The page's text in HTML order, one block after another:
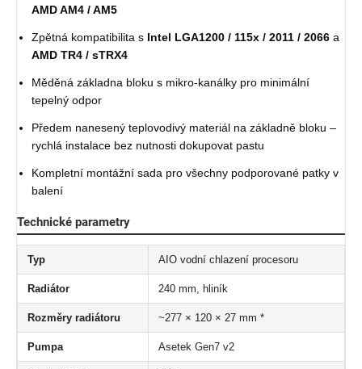
AMD AM4 / AM5
Zpětná kompatibilita s Intel LGA1200 / 115x / 2011 / 2066 a
AMD TR4 / sTRX4
Měděná základna bloku s mikro-kanálky pro minimální
tepelný odpor
Předem nanesený teplovodivý materiál na základně bloku –
rychlá instalace bez nutnosti dokupovat pastu
Kompletní montážní sada pro všechny podporované patky v
balení
Technické parametry
Typ AIO vodní chlazení procesoru
Radiátor 240 mm, hliník
Rozměry radiátoru ~277 × 120 × 27 mm *
Pumpa Asetek Gen7 v2